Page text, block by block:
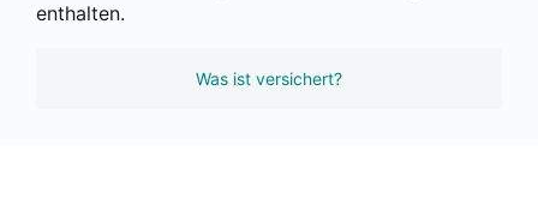
Was ist versichert?
ent­hal­ten.